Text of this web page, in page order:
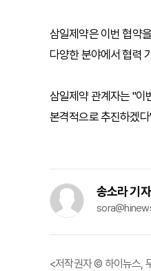
삼일제약은 이번 협약
다양한 분야에서 협력
삼일제약 관계자는 "이
본격적으로 추진하겠
송소라 기자
<저작권자 © 하이뉴스,